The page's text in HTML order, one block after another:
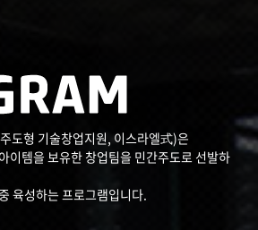
도형 기술창업지원, 이스라엘式)은
이템을 보유한 창업팀을 민간주도로 선발하
육성하는 프로그램입니다.